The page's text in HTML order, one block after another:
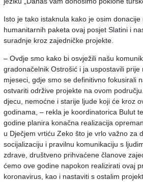
Isto je tako istaknula kako je osim donacije
humanitarnih paketa ovaj posjet Slatini i
suradnje kroz zajedničke projekte.
– Ovdje smo kako bi osvježili našu
gradonačelnik Ostrošić i ja uspostavili prije
mjeseci, gdje smo se definitivno fokusirali
ostvariti održive projekte na ovom
djecu, nemoćne i starije ljude koji će kroz
godinama, – rekla je koordinatorica Bulut
godine planira konačna realizacija
u Dječjem vrtiću Zeko što je vrlo važno za
socijalizaciju i pravilnu komunikaciju s
zdrave, društveno prihvaćene članove
ćemo ove godine napokon realizirati ovaj
koronavirus, kao i nastaviti s ostalim